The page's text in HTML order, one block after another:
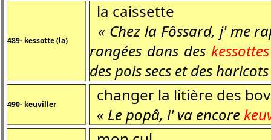
489- kessotte (la)
la caissette
« Chez la Fôssard, j' me
rangées dans des
des pois secs et des
490- keuviller
changer la litière des
« Le popâ, i' va encore